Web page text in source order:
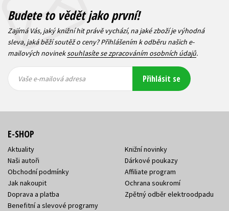
Budete to vědět jako první!
Zajímá Vás, jaký knižní hit právě vychází, na jaké zboží je výhodná
sleva, jaká běží soutěž o ceny? Přihlášením k odběru našich e-
mailových novineksouhlasíte se zpracováním osobních údajů.
mailová
mailová
Vaše e-mailová adresa Přihlásit se
E-SHOP
Aktuality
Naši autoři
Obchodní podmínky
Jak nakoupit
Doprava a platba
Benefitní a slevové programy
Knižní novinky
Dárkové poukazy
Affiliate program
Ochrana soukromí
Zpětný odběr elektroodpadu